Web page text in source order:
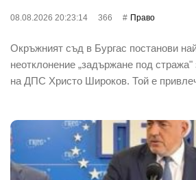
08.08.2026 20:23:14 366 Право
Окръжният съд в Бургас постанови
неотклонение „задържане под
на ДПС Христо Широков. Той е